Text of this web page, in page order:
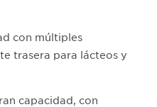
con múltiples
trasera para lácteos y
capacidad, con